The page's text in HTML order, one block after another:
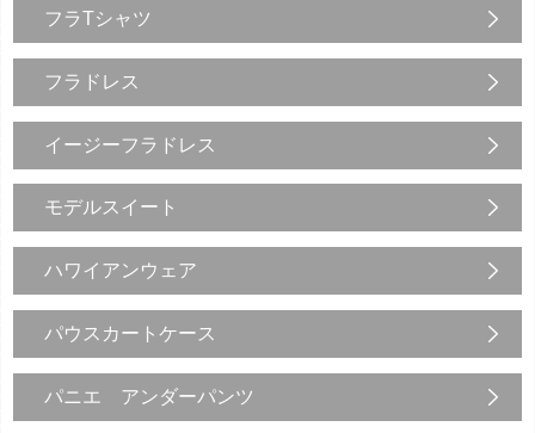
フラTシャツ
フラドレス
イージーフラドレス
モデルスイート
ハワイアンウェア
パウスカートケース
パニエ アンダーパンツ